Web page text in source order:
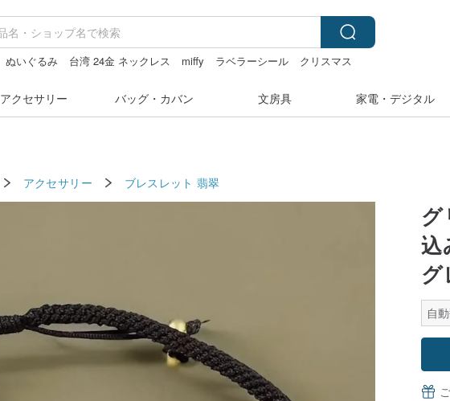
ぬいぐるみ 台湾 24金 ネックレス miffy ラベラーシール
クリスマス
アクセサリー バッグ・カバン 文房具 家電・デジタル
アクセサリー ブレスレット 翡翠
込
グ
自